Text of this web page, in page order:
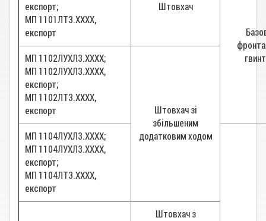
експорт;
МП 1101ЛТ3.ХХХХ,
експорт
Штовхач
МП 1102ЛУХЛ3.ХХХХ;
МП 1102ЛУХЛ3.ХХХХ,
експорт;
МП 1102ЛТ3.ХХХХ,
експорт
Штовхач зі
збільшеним
додатковим ходом
МП 1104ЛУХЛ3.ХХХХ;
МП 1104ЛУХЛ3.ХХХХ,
експорт;
МП 1104ЛТ3.ХХХХ,
експорт
Штовхач з